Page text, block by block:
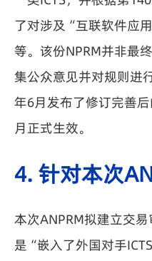
了对涉及“互联软件应
等。该份NPRM并非最
集公众意见并对规则进
年6月发布了修订完善
月正式生效。
4. 针对本次
本次ANPRM拟建立交
是“嵌入了外国对手